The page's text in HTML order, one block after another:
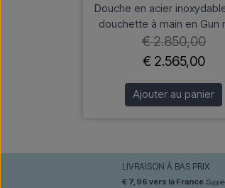
Douche en acier
douchette à main en Gun
€ 2.850,00
€ 2.565,00
Ajouter au panier
LIVRAISON À BAS PRIX
€ 7,96 vers la France